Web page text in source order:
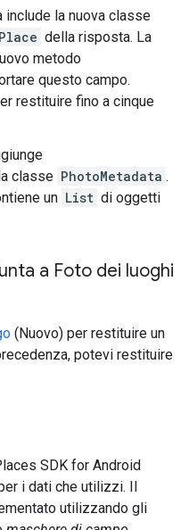
include la nuova classe
Place della risposta. La
metodo
questo campo.
restituire fino a cinque
classe PhotoMetadata .
un List di oggetti
a Foto dei luoghi
(Nuovo) per restituire un
potevi restituire
SDK for Android
i dati che utilizzi. Il
utilizzando gli